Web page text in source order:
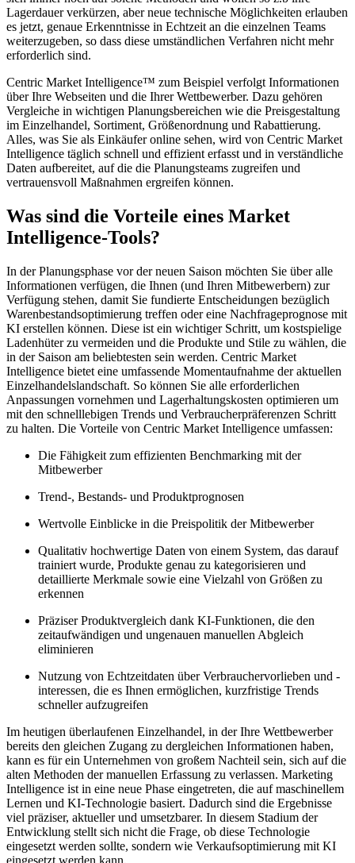
Lagerdauer verkürzen, aber neue technische Möglichkeiten erlauben
es jetzt, genaue Erkenntnisse in Echtzeit an die einzelnen Teams
weiterzugeben, so dass diese umständlichen Verfahren nicht mehr
erforderlich sind.
Centric Market Intelligence™ zum Beispiel verfolgt Informationen
über Ihre Webseiten und die Ihrer Wettbewerber. Dazu gehören
Vergleiche in wichtigen Planungsbereichen wie die Preisgestaltung
im Einzelhandel, Sortiment, Größenordnung und Rabattierung.
Alles, was Sie als Einkäufer online sehen, wird von Centric Market
Intelligence täglich schnell und effizient erfasst und in verständliche
Daten aufbereitet, auf die die Planungsteams zugreifen und
vertrauensvoll Maßnahmen ergreifen können.
Was sind die Vorteile eines Market
Intelligence-Tools?
In der Planungsphase vor der neuen Saison möchten Sie über alle
Informationen verfügen, die Ihnen (und Ihren Mitbewerbern) zur
Verfügung stehen, damit Sie fundierte Entscheidungen bezüglich
Warenbestandsoptimierung treffen oder eine Nachfrageprognose mit
KI erstellen können. Diese ist ein wichtiger Schritt, um kostspielige
Ladenhüter zu vermeiden und die Produkte und Stile zu wählen, die
in der Saison am beliebtesten sein werden. Centric Market
Intelligence bietet eine umfassende Momentaufnahme der aktuellen
Einzelhandelslandschaft. So können Sie alle erforderlichen
Anpassungen vornehmen und Lagerhaltungskosten optimieren um
mit den schnelllebigen Trends und Verbraucherpräferenzen Schritt
zu halten. Die Vorteile von Centric Market Intelligence umfassen:
Die Fähigkeit zum effizienten Benchmarking mit der
Mitbewerber
Trend-, Bestands- und Produktprognosen
Wertvolle Einblicke in die Preispolitik der Mitbewerber
Qualitativ hochwertige Daten von einem System, das darauf
trainiert wurde, Produkte genau zu kategorisieren und
detaillierte Merkmale sowie eine Vielzahl von Größen zu
erkennen
Präziser Produktvergleich dank KI-Funktionen, die den
zeitaufwändigen und ungenauen manuellen Abgleich
eliminieren
Nutzung von Echtzeitdaten über Verbrauchervorlieben und -
interessen, die es Ihnen ermöglichen, kurzfristige Trends
schneller aufzugreifen
Im heutigen überlaufenen Einzelhandel, in der Ihre Wettbewerber
bereits den gleichen Zugang zu dergleichen Informationen haben,
kann es für ein Unternehmen von großem Nachteil sein, sich auf die
alten Methoden der manuellen Erfassung zu verlassen. Marketing
Intelligence ist in eine neue Phase eingetreten, die auf maschinellem
Lernen und KI-Technologie basiert. Dadurch sind die Ergebnisse
viel präziser, aktueller und umsetzbarer. In diesem Stadium der
Entwicklung stellt sich nicht die Frage, ob diese Technologie
eingesetzt werden sollte, sondern wie Verkaufsoptimierung mit KI